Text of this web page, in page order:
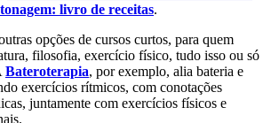
livro de receitas.
opções de cursos curtos, para quem
filosofia, exercício físico, tudo isso ou só
Bateroterapia, por exemplo, alia bateria e
exercícios rítmicos, com conotações
juntamente com exercícios físicos e